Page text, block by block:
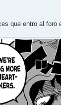
que entro al foro